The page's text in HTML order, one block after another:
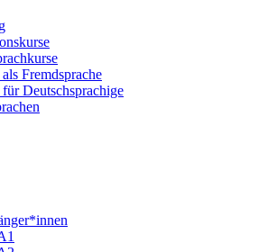
Fremdsprache
Deutschsprachige